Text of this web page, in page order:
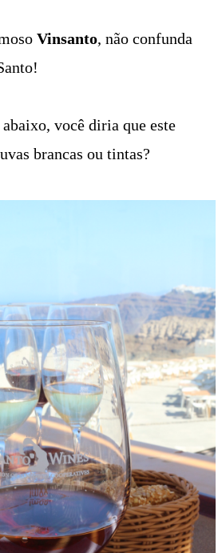
Vinsanto, não confunda
você diria que este
brancas ou tintas?